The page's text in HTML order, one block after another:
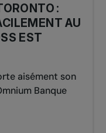
:
AU
EST
aisément son
Banque